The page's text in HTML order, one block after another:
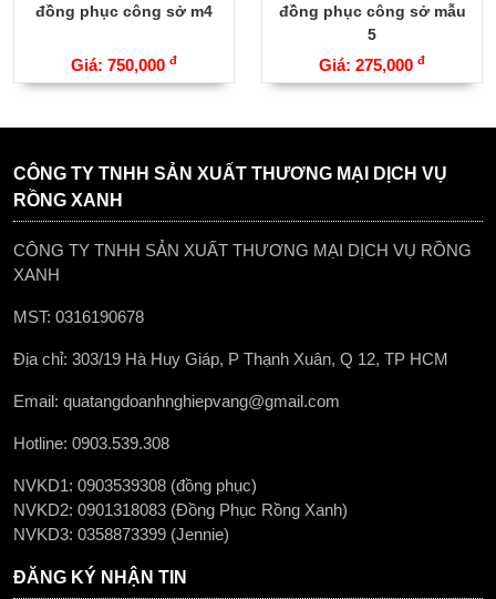
đồng phục công sở m4
Giá: 750,000 đ
đồng phục công sở mẫu
5
Giá: 275,000 đ
CÔNG TY TNHH SẢN XUẤT THƯƠNG MẠI DỊCH VỤ
RỒNG XANH
CÔNG TY TNHH SẢN XUẤT THƯƠNG MẠI DỊCH VỤ RỒNG
XANH
MST: 0316190678
Địa chỉ: 303/19 Hà Huy Giáp, P Thạnh Xuân, Q 12, TP HCM
Email: quatangdoanhnghiepvang@gmail.com
Hotline: 0903.539.308
NVKD1: 0903539308 (đồng phục)
NVKD2: 0901318083 (Đồng Phục Rồng Xanh)
NVKD3: 0358873399 (Jennie)
ĐĂNG KÝ NHẬN TIN